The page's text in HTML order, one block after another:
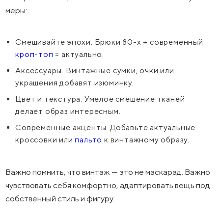
меры:
Смешивайте эпохи. Брюки 80-х + современный
кроп-топ = актуально.
Аксессуары. Винтажные сумки, очки или
украшения добавят изюминку.
Цвет и текстура. Умелое смешение тканей
делает образ интересным.
Современные акценты. Добавьте актуальные
кроссовки илипальто к винтажному образу.
Важно помнить, что винтаж — это не маскарад. Важно
чувствовать себя комфортно, адаптировать вещь под
собственный стиль и фигуру.